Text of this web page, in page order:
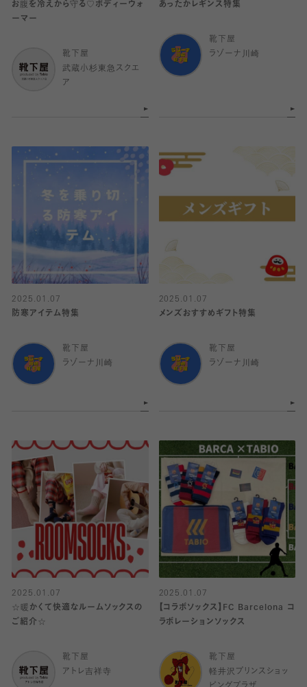
お腹を冷えから守る♡ボディーウォ
ーマー
靴下屋
武蔵小杉東急スクエ
ア
あったかレギンス特集
靴下屋
ラゾーナ川崎
2025.01.07
防寒アイテム特集
靴下屋
ラゾーナ川崎
2025.01.07
メンズおすすめギフト特集
靴下屋
ラゾーナ川崎
2025.01.07
☆暖かくて快適なルームソックスの
ご紹介☆
靴下屋
アトレ吉祥寺
2025.01.07
【コラボソックス】FC Barcelona コ
ラボレーションソックス
靴下屋
軽井沢プリンスショッ